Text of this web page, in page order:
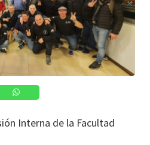
Interna de la Facultad